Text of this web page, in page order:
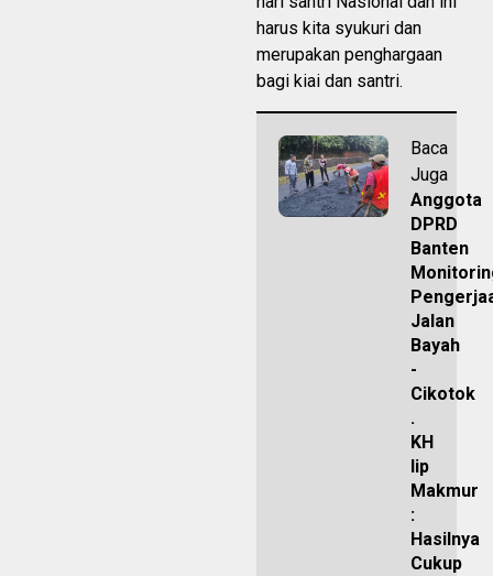
harus kita syukuri dan
merupakan penghargaan
bagi kiai dan santri.
Baca
Juga
Anggota
DPRD
Banten
Jalan
Bayah
-
Cikotok
.
KH
Iip
Makmur
:
Hasilnya
Cukup